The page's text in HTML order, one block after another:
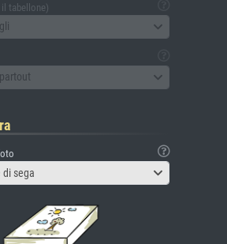
tabellone)
di sega